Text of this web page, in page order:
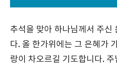
추석을 맞아 하나님께서 주신
다. 올 한가위에는 그 은혜가
랑이 차오르길 기도합니다.